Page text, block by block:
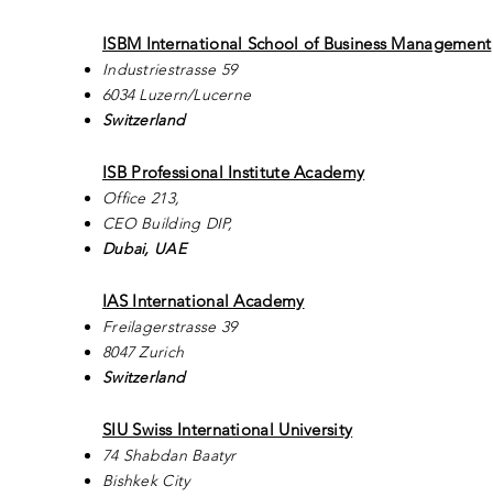
ISBM International School of Business Management
Industriestrasse 59
6034 Luzern/Lucerne
Switzerland
ISB Professional Institute Academy
Office 213,
CEO Building DIP,
Dubai, UAE
IAS International Academy
Freilagerstrasse 39
8047 Zurich
Switzerland
SIU Swiss International University
74 Shabdan Baatyr
Bishkek City